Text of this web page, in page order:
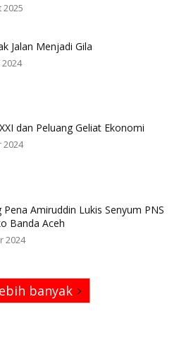
2025
Jalan Menjadi Gila
2024
dan Peluang Geliat Ekonomi
2024
Pena Amiruddin Lukis Senyum PNS
Banda Aceh
2024
banyak